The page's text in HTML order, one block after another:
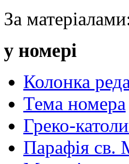
За
у номері
Колонка
Тема номера
Греко-
Парафія св.